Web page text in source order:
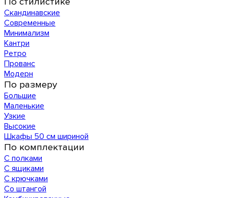
Скандинавские
Современные
Минимализм
Кантри
Ретро
Прованс
Модерн
По размеру
Большие
Маленькие
Узкие
Высокие
Шкафы 50 см шириной
По комплектации
С полками
С ящиками
С крючками
Со штангой